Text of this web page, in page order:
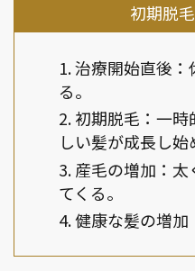
初期脱
治療開始直後
る。
初期脱毛：一
しい髪が成長し始
産毛の増加：
てくる。
健康な髪の増加